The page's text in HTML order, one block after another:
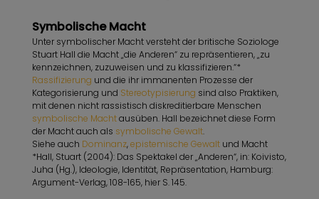
Symbolische Macht
Unter symbolischer Macht versteht der britische Soziologe
Stuart Hall die Macht „die Anderen“ zu repräsentieren, „zu
kennzeichnen, zuzuweisen und zu klassifizieren.“*
Rassifizierung und die ihr immanenten Prozesse der
Kategorisierung und Stereotypisierung sind also Praktiken,
mit denen nicht rassistisch diskreditierbare Menschen
symbolische Machtausüben. Hall bezeichnet diese Form
der Macht auch als symbolische Gewalt.
Siehe auch Dominanz,epistemische Gewaltund Macht
*Hall, Stuart (2004): Das Spektakel der „Anderen“, in: Koivisto,
Juha (Hg.), Ideologie, Identität, Repräsentation, Hamburg:
Argument-Verlag, 108-165, hier S. 145.